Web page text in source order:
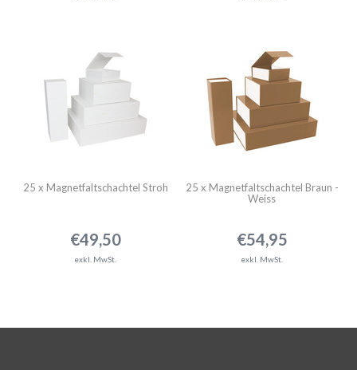
25 x Magnetfaltschachtel Stroh
€49,50
exkl. MwSt.
25 x Magnetfaltschachtel Braun -
Weiss
€54,95
exkl. MwSt.